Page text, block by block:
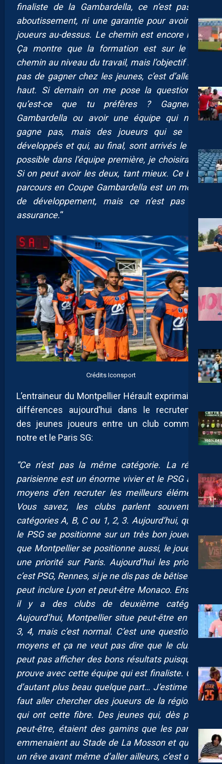
finaliste de la Gambardella, ce n’est pas un
aboutissement, ni une garantie pour avoir des
joueurs au-dessus. Le chemin est encore long.
Ça montre que la formation est sur le bon
chemin au niveau du travail, mais l’objectif n’est
pas de gagner chez les jeunes, c’est d’aller en
haut. Si demain on me pose la question : «
qu’est-ce que tu préfères ? Gagner la
Gambardella ou avoir une équipe qui ne la
gagne pas, mais des joueurs qui se sont
développés et qui, au final, sont arrivés le plus
possible dans l’équipe première, je choisirai ça.
Si on peut avoir les deux, tant mieux. Ce beau
parcours en Coupe Gambardella est un moyen
de développement, mais ce n’est pas une
assurance.“
Crédits Iconsport
L’entraineur du Montpellier Hérault exprimait les
différences aujourd’hui dans le recrutement
des jeunes joueurs entre un club comme le
notre et le Paris SG:
“Ce n’est pas la même catégorie. La région
parisienne est un énorme vivier et le PSG a les
moyens d’en recruter les meilleurs éléments.
Vous savez, les clubs parlent souvent de
catégories A, B, C ou 1, 2, 3. Aujourd’hui, quand
le PSG se positionne sur un très bon joueur et
que Montpellier se positionne aussi, le joueur a
une priorité sur Paris. Aujourd’hui les priorités
c’est PSG, Rennes, si je ne dis pas de bêtises, on
peut inclure Lyon et peut-être Monaco. Ensuite,
il y a des clubs de deuxième catégorie.
Aujourd’hui, Montpellier situe peut-être en n°2,
3, 4, mais c’est normal. C’est une question de
moyens et ça ne veut pas dire que le club ne
peut pas afficher des bons résultats puisqu’il le
prouve avec cette équipe qui est finaliste. C’est
d’autant plus beau quelque part… J’estime qu’il
faut aller chercher des joueurs de la région ou
qui ont cette fibre. Des jeunes qui, dès petits
peut-être, étaient des gamins que les parents
emmenaient au Stade de La Mosson et qui ont
un rêve avant même d’aller ailleurs, c’est de se